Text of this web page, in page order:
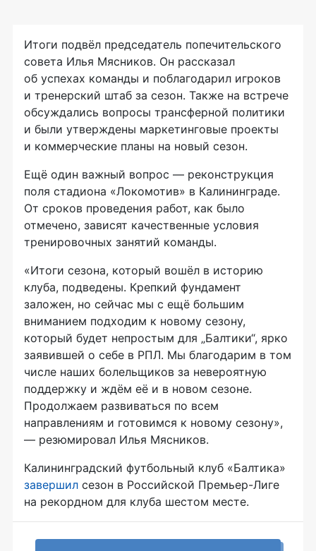
Итоги подвёл председатель попечительского
совета Илья Мясников. Он рассказал
об успехах команды и поблагодарил игроков
и тренерский штаб за сезон. Также на встрече
обсуждались вопросы трансферной политики
и были утверждены маркетинговые проекты
и коммерческие планы на новый сезон.
Ещё один важный вопрос — реконструкция
поля стадиона «Локомотив» в Калининграде.
От сроков проведения работ, как было
отмечено, зависят качественные условия
тренировочных занятий команды.
«Итоги сезона, который вошёл в историю
клуба, подведены. Крепкий фундамент
заложен, но сейчас мы с ещё большим
вниманием подходим к новому сезону,
который будет непростым для „Балтики“, ярко
заявившей о себе в РПЛ. Мы благодарим в том
числе наших болельщиков за невероятную
поддержку и ждём её и в новом сезоне.
Продолжаем развиваться по всем
направлениям и готовимся к новому сезону»,
— резюмировал Илья Мясников.
Калининградский футбольный клуб «Балтика»
завершил сезон в Российской Премьер-Лиге
на рекордном для клуба шестом месте.